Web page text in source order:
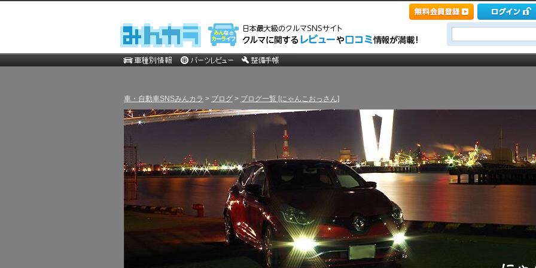
車・自動車SNSみんカラ > ブログ > ブログ一覧 [にゃんこおっさん]